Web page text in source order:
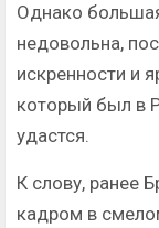
Однако
недовольна,
искренности и
который был в
удастся.
К слову, ранее
кадром в